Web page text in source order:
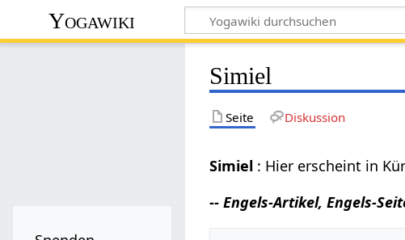
Yogawiki
Simiel
Seite Diskussion
Simiel : Hier erscheint in
-- Engels-Artikel, Engels-